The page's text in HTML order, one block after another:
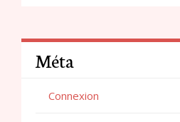
Méta
Connexion